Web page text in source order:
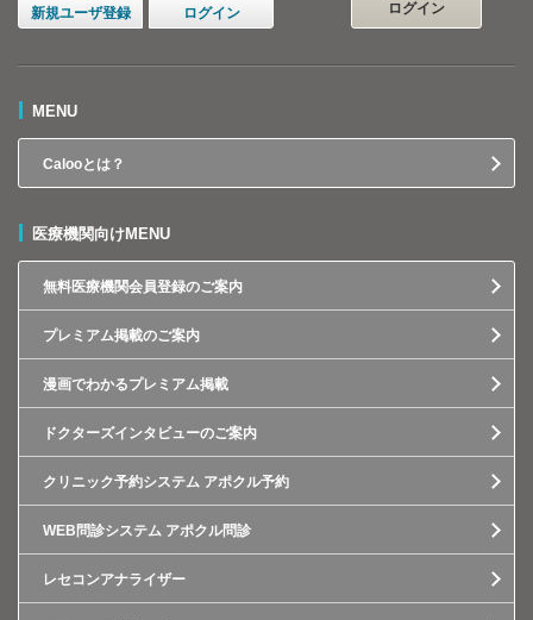
新規ユーザ登録 ログイン
ログイン
MENU
Calooとは？
医療機関向けMENU
無料医療機関会員登録のご案内
プレミアム掲載のご案内
漫画でわかるプレミアム掲載
ドクターズインタビューのご案内
クリニック予約システム アポクル予約
WEB問診システム アポクル問診
レセコンアナライザー